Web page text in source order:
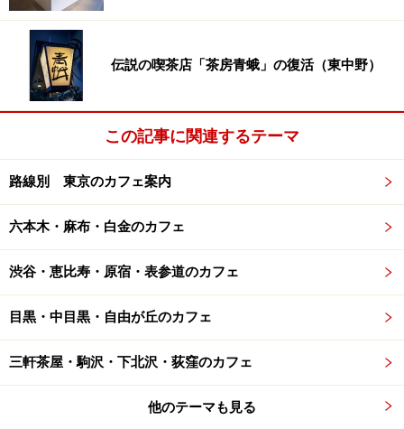
伝説の喫茶店「茶房青蛾」の復活（東中野）
この記事に関連するテーマ
路線別 東京のカフェ案内
六本木・麻布・白金のカフェ
渋谷・恵比寿・原宿・表参道のカフェ
目黒・中目黒・自由が丘のカフェ
三軒茶屋・駒沢・下北沢・荻窪のカフェ
他のテーマも見る